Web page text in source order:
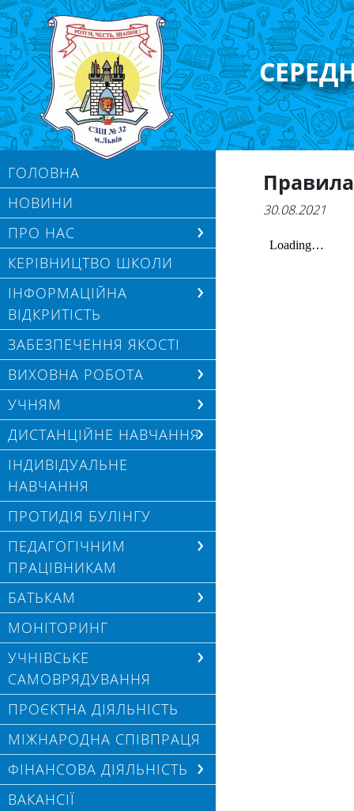
ГОЛОВНА
НОВИНИ
ПРО НАС
КЕРІВНИЦТВО ШКОЛИ
ІНФОРМАЦІЙНА
ВІДКРИТІСТЬ
ЗАБЕЗПЕЧЕННЯ ЯКОСТІ
ВИХОВНА РОБОТА
УЧНЯМ
ДИСТАНЦІЙНЕ НАВЧАННЯ
ІНДИВІДУАЛЬНЕ
НАВЧАННЯ
ПРОТИДІЯ БУЛІНГУ
ПЕДАГОГІЧНИМ
ПРАЦІВНИКАМ
БАТЬКАМ
МОНІТОРИНГ
УЧНІВСЬКЕ
САМОВРЯДУВАННЯ
ПРОЄКТНА ДІЯЛЬНІСТЬ
МІЖНАРОДНА СПІВПРАЦЯ
ФІНАНСОВА ДІЯЛЬНІСТЬ
ВАКАНСІЇ
30.08.2021